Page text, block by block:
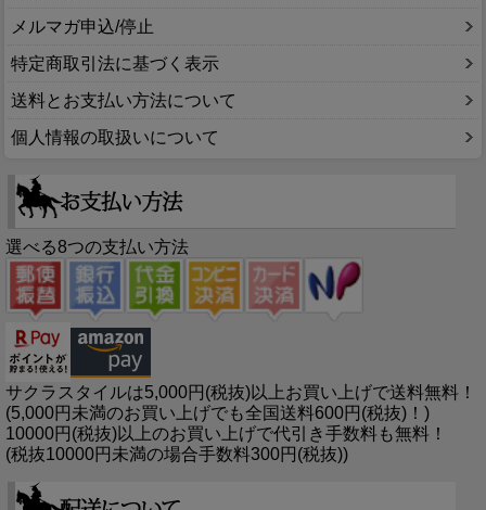
メルマガ申込/停止
特定商取引法に基づく表示
送料とお支払い方法について
個人情報の取扱いについて
選べる8つの支払い方法
サクラスタイルは5,000円(税抜)以上お買い上げで送料無料！
(5,000円未満のお買い上げでも全国送料600円(税抜)！)
10000円(税抜)以上のお買い上げで代引き手数料も無料！
(税抜10000円未満の場合手数料300円(税抜))